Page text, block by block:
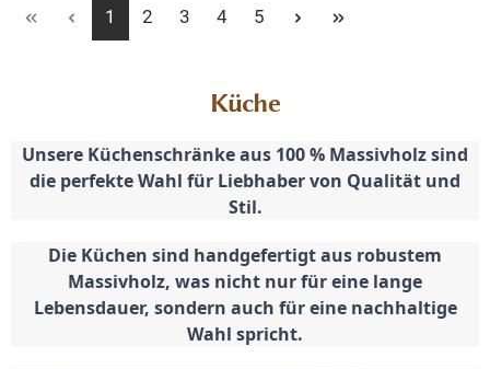
Seite
1 Seite
2 Seite
3 Seite
4 Seite
5
Küche
Unsere Küchenschränke aus 100 % Massivholz sind
die perfekte Wahl für Liebhaber von Qualität und
Stil.
Die Küchen sind handgefertigt aus robustem
Massivholz, was nicht nur für eine lange
Lebensdauer, sondern auch für eine nachhaltige
Wahl spricht.